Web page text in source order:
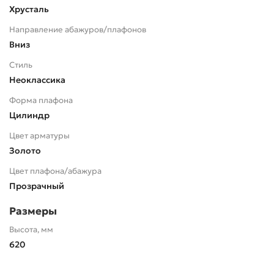
Хрусталь
Направление абажуров/плафонов
Вниз
Стиль
Неоклассика
Форма плафона
Цилиндр
Цвет арматуры
Золото
Цвет плафона/абажура
Прозрачный
Размеры
Высота, мм
620